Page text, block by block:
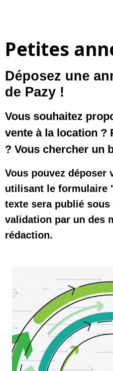
Petites
Déposez une
de Pazy !
Vous souhaitez
vente à la location ?
? Vous chercher un
Vous pouvez déposer
utilisant le formulaire
texte sera publié
validation par un des
rédaction.